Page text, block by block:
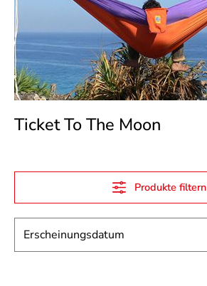
Ticket To The Moon
Produkte filtern